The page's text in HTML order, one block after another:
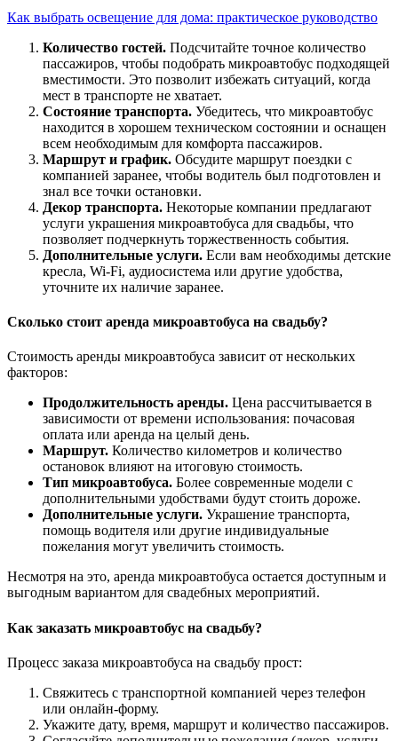
Как выбрать освещение для дома: практическое руководство
Количество гостей. Подсчитайте точное количество
пассажиров, чтобы подобрать микроавтобус подходящей
вместимости. Это позволит избежать ситуаций, когда
мест в транспорте не хватает.
Состояние транспорта. Убедитесь, что микроавтобус
находится в хорошем техническом состоянии и оснащен
всем необходимым для комфорта пассажиров.
Маршрут и график. Обсудите маршрут поездки с
компанией заранее, чтобы водитель был подготовлен и
знал все точки остановки.
Декор транспорта. Некоторые компании предлагают
услуги украшения микроавтобуса для свадьбы, что
позволяет подчеркнуть торжественность события.
Дополнительные услуги. Если вам необходимы детские
кресла, Wi-Fi, аудиосистема или другие удобства,
уточните их наличие заранее.
Сколько стоит аренда микроавтобуса на свадьбу?
Стоимость аренды микроавтобуса зависит от нескольких
факторов:
Продолжительность аренды. Цена рассчитывается в
зависимости от времени использования: почасовая
оплата или аренда на целый день.
Маршрут. Количество километров и количество
остановок влияют на итоговую стоимость.
Тип микроавтобуса. Более современные модели с
дополнительными удобствами будут стоить дороже.
Дополнительные услуги. Украшение транспорта,
помощь водителя или другие индивидуальные
пожелания могут увеличить стоимость.
Несмотря на это, аренда микроавтобуса остается доступным и
выгодным вариантом для свадебных мероприятий.
Как заказать микроавтобус на свадьбу?
Процесс заказа микроавтобуса на свадьбу прост:
Свяжитесь с транспортной компанией через телефон
или онлайн-форму.
Укажите дату, время, маршрут и количество пассажиров.